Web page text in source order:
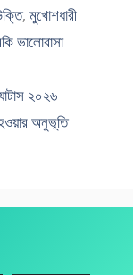
, মুখোশধারী
ভালোবাসা
২০২৬
অনুভূতি